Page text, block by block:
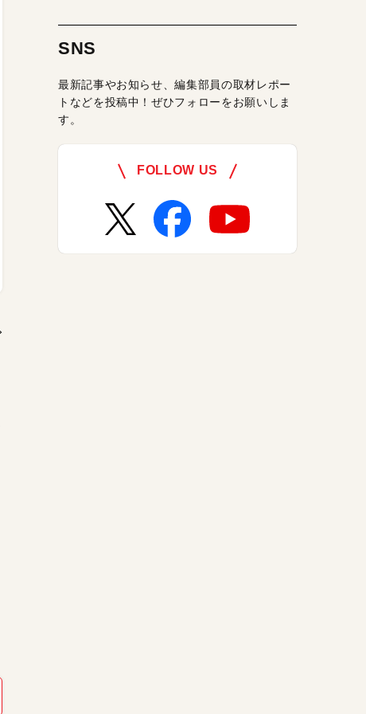
SNS
最新記事やお知らせ、編集部員の取材レポー
トなどを投稿中！ぜひフォローをお願いしま
す。
FOLLOW US